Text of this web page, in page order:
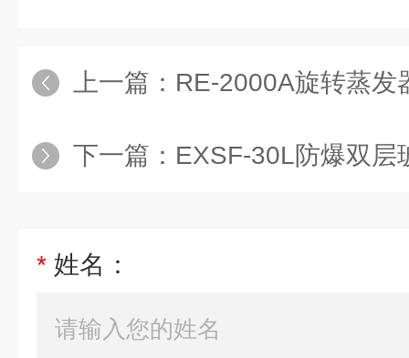
上一篇： RE-2000A旋转蒸发
下一篇： EXSF-30L防爆双层
* 姓名：